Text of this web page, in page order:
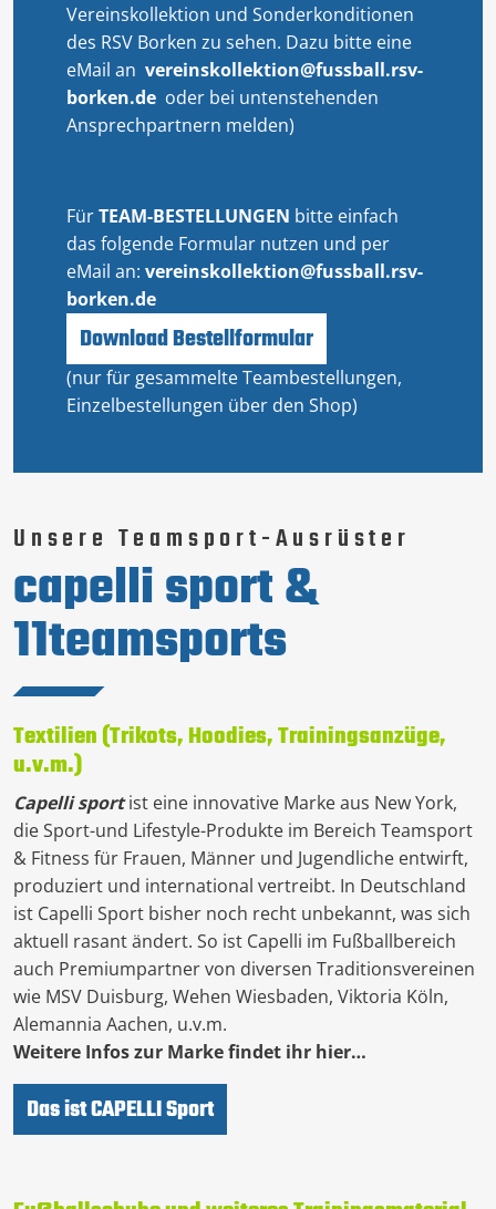
Vereinskollektion und Sonderkonditionen
des RSV Borken zu sehen. Dazu bitte eine
eMail an vereinskollektion@fussball.rsv-
borken.de oder bei untenstehenden
Ansprechpartnern melden)
FürTEAM-BESTELLUNGEN bitte einfach
das folgende Formular nutzen und per
eMail an: vereinskollektion@fussball.rsv-
borken.de
Download Bestellformular
(nur für gesammelte Teambestellungen,
Einzelbestellungen über den Shop)
Unsere Teamsport-Ausrüster
capelli sport &
11teamsports
Textilien (Trikots, Hoodies, Trainingsanzüge,
u.v.m.)
Capelli sport ist eine innovative Marke aus New York,
die Sport-und Lifestyle-Produkte im Bereich Teamsport
& Fitness für Frauen, Männer und Jugendliche entwirft,
produziert und international vertreibt. In Deutschland
ist Capelli Sport bisher noch recht unbekannt, was sich
aktuell rasant ändert. So ist Capelli im Fußballbereich
auch Premiumpartner von diversen Traditionsvereinen
wie MSV Duisburg, Wehen Wiesbaden, Viktoria Köln,
Alemannia Aachen, u.v.m.
Weitere Infos zur Marke findet ihr hier…
Das ist CAPELLI Sport